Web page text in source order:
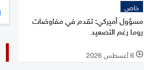
خاص
مسؤول أميركي: تقدم في مفاوضات
روما رغم التصعيد
l 6 أغسطس 2026